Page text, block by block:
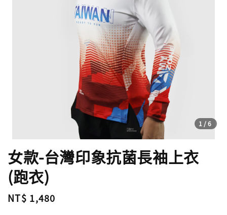
1/6
女款-台灣印象抗菌長袖上衣
(跑衣)
Regular
NT$ 1,480